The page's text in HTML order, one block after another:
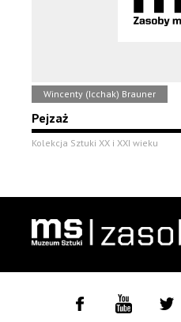
Wincenty (Icchak) Brauner
Pejzaż
Kolekcja Sztuki XX i XXI wieku